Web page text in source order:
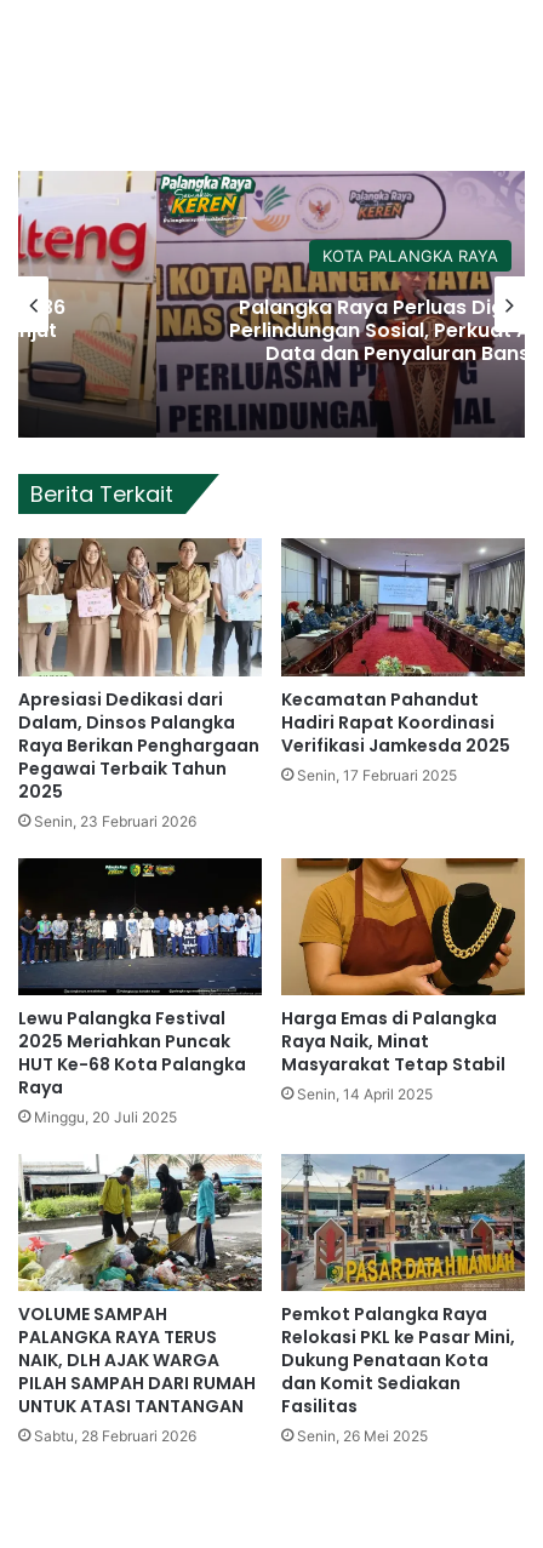
KOTA PALANGKA RAYA
Palangka Raya Perluas Digitalisasi
Perlindungan Sosial, Perkuat Akurasi
Data dan Penyaluran Bansos
Berita Terkait
Apresiasi Dedikasi dari
Dalam, Dinsos Palangka
Raya Berikan Penghargaan
Pegawai Terbaik Tahun
2025
Senin, 23 Februari 2026
Kecamatan Pahandut
Hadiri Rapat Koordinasi
Verifikasi Jamkesda 2025
Senin, 17 Februari 2025
Lewu Palangka Festival
2025 Meriahkan Puncak
HUT Ke-68 Kota Palangka
Raya
Minggu, 20 Juli 2025
Harga Emas di Palangka
Raya Naik, Minat
Masyarakat Tetap Stabil
Senin, 14 April 2025
VOLUME SAMPAH
PALANGKA RAYA TERUS
NAIK, DLH AJAK WARGA
PILAH SAMPAH DARI RUMAH
UNTUK ATASI TANTANGAN
Sabtu, 28 Februari 2026
Pemkot Palangka Raya
Relokasi PKL ke Pasar Mini,
Dukung Penataan Kota
dan Komit Sediakan
Fasilitas
Senin, 26 Mei 2025